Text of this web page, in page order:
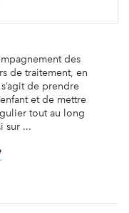
des
de traitement, en
de prendre
et de mettre
tout au long
sur ...